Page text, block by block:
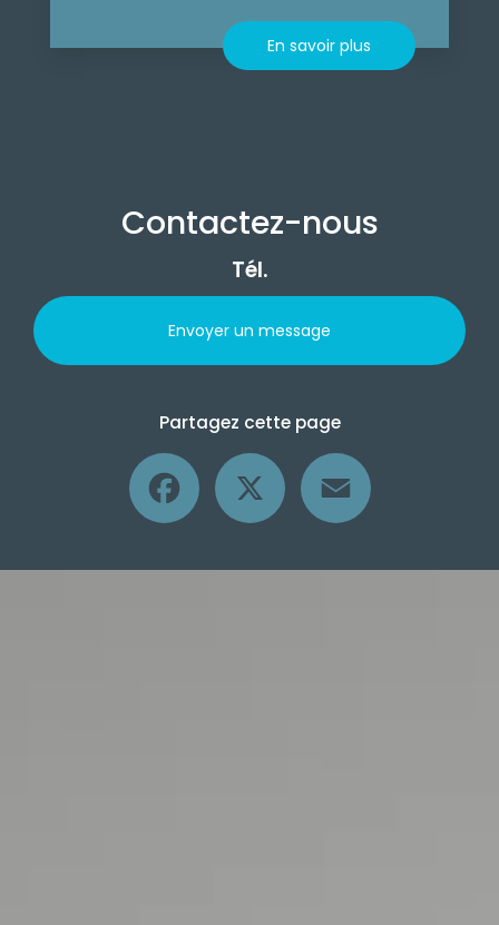
En savoir plus
Contactez-nous
Tél.
Envoyer un message
Partagez cette page
Facebook